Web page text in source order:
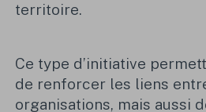
territoire.
Ce type d’initiative
de renforcer les liens
organisations, mais aussi